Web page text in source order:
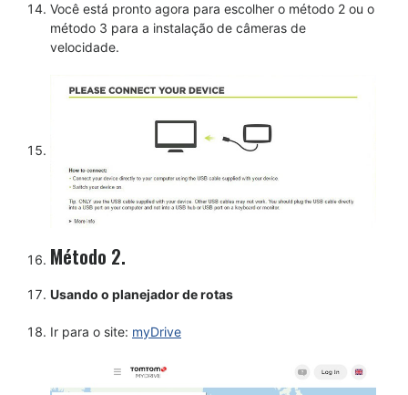
Você está pronto agora para escolher o método 2 ou o
método 3 para a instalação de câmeras de
velocidade.
Método 2.
Usando o planejador de rotas
Ir para o site: myDrive